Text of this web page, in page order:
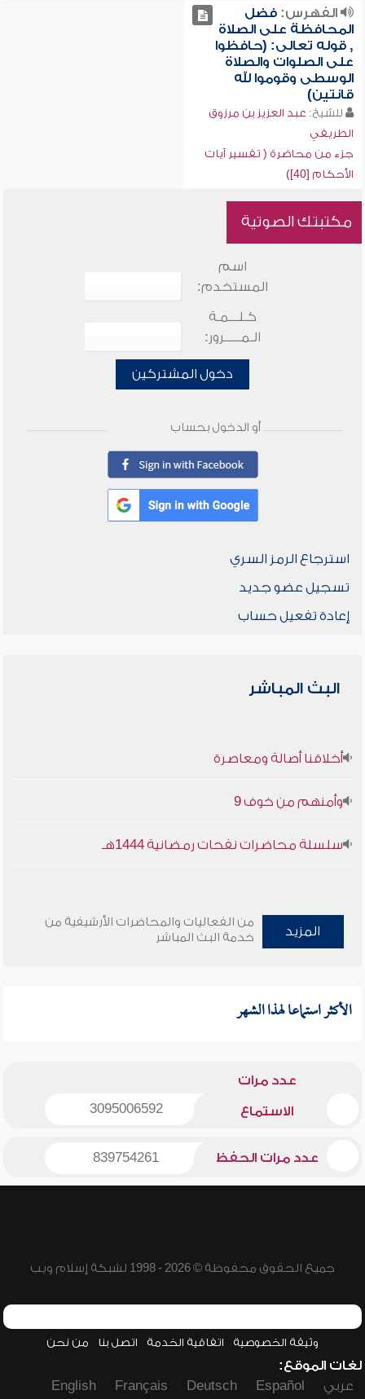
الفهرس:فضل
المحافظة على الصلاة
, قوله تعالى: (حافظوا
على الصلوات والصلاة
الوسطى وقوموا لله
قانتين)
للشيخ: عبد العزيز بن مرزوق
الطريفي
جزء من محاضرة ( تفسير آيات
الأحكام [40])
مكتبتك الصوتية
اسم
المستخدم:
كـلـــمـة
الـمـــــرور:
دخول المشتركين
أو الدخول بحساب
استرجاع الرمز السري
تسجيل عضو جديد
إعادة تفعيل حساب
البث المباشر
أخلاقنا أصالة ومعاصرة
وأمنهم من خوف 9
سلسلة محاضرات نفحات رمضانية 1444هـ
المزيد
من الفعاليات والمحاضرات الأرشيفية من
خدمة البث المباشر
الأكثر استماعا لهذا الشهر
عدد مرات
الاستماع 3095006592
عدد مرات الحفظ 839754261
جميع الحقوق محفوظة © 2026 - 1998 لشبكة إسلام ويب
وثيقة الخصوصية اتفاقية الخدمة اتصل بنا من نحن
لغات الموقع:
عربي
Español
Deutsch
Français
English